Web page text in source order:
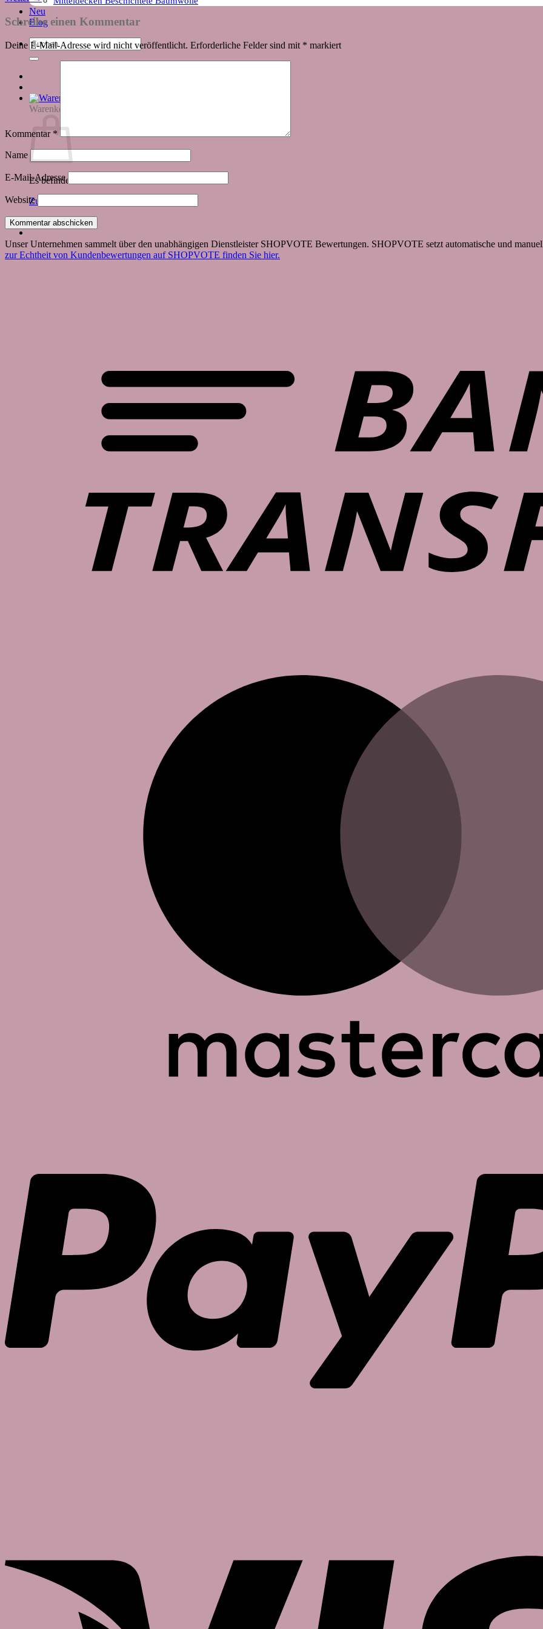
Neu
Blog
Suchen
nach:
Warenkorb
Es befinden sich keine Produkte im Warenkorb.
Zurück zum Shop
Schreibe einen Kommentar
Deine E-Mail-Adresse wird nicht veröffentlicht. Erforderliche Felder sind mit * markiert
Kommentar *
Name
E-Mail-Adresse
Website
Unser Unternehmen sammelt über den unabhängigen Dienstleister SHOPVOTE Bewertungen. SHOPVOTE setzt automatische und
zur Echtheit von Kundenbewertungen auf SHOPVOTE finden Sie hier.